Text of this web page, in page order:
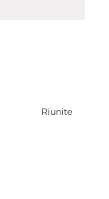
Riunite